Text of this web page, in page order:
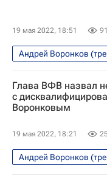
Локомотив
Александр Тихонов
19 мая 2022, 18:51
Андрей Воронков
Волейбол
Анна Анцелиович
Глава ВФВ назвал
с
Воронковым
19 мая 2022, 18:21
Андрей Воронков
Волейбол